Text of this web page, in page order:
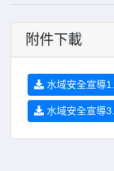
附件下載
水域安全宣導
水域安全宣導